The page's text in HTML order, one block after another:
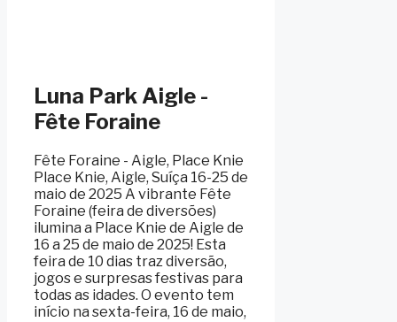
Luna Park Aigle -
Fête Foraine
Fête Foraine - Aigle, Place Knie
Place Knie, Aigle, Suíça 16-25 de
maio de 2025 A vibrante Fête
Foraine (feira de diversões)
ilumina a Place Knie de Aigle de
16 a 25 de maio de 2025! Esta
feira de 10 dias traz diversão,
jogos e surpresas festivas para
todas as idades. O evento tem
início na sexta-feira, 16 de maio,